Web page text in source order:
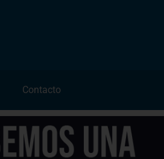
Contacto